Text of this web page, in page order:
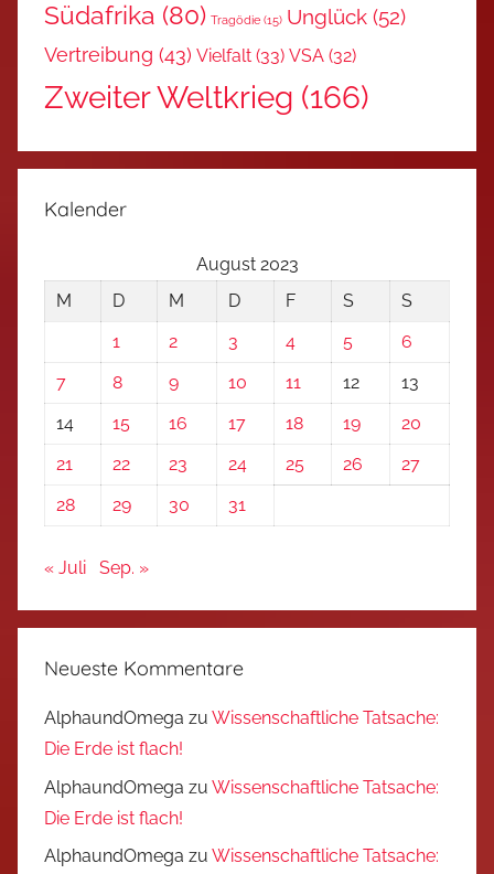
Südafrika (80) Tragödie (15) Unglück (52)
Vertreibung (43) Vielfalt (33) VSA (32)
Zweiter Weltkrieg (166)
Kalender
August 2023
M
D M D F S
S
1
2 3 4 5
6
7
8 9 10 11 12
13
14
15 16 17 18 19
20
21
22 23 24 25 26
27
28
29 30 31
« Juli Sep. »
Neueste Kommentare
AlphaundOmega zu Wissenschaftliche Tatsache:
Die Erde ist flach!
AlphaundOmega zu Wissenschaftliche Tatsache:
Die Erde ist flach!
AlphaundOmega zu Wissenschaftliche Tatsache: